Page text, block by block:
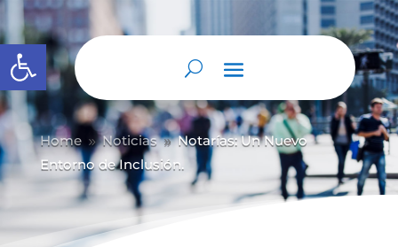
Abrir barra de herramientas
Home 9 Noticias 9 Notarías: Un Nuevo
Entorno de Inclusión.